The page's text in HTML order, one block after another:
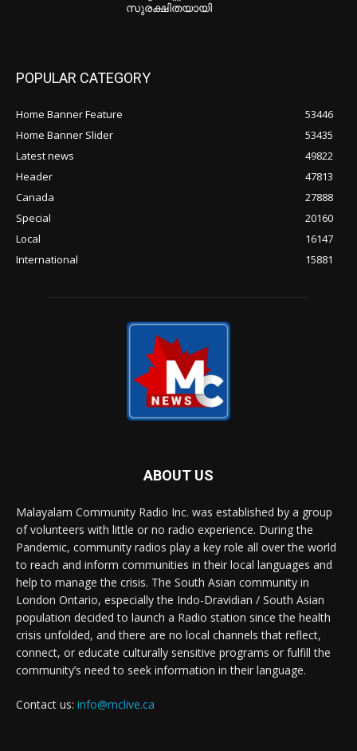
സുരക്ഷിതയായി
POPULAR CATEGORY
Home Banner Feature
53446
Home Banner Slider
53435
Latest news
49822
Header
47813
Canada
27888
Special
20160
Local
16147
International
15881
ABOUT US
Malayalam Community Radio Inc. was established by a group
of volunteers with little or no radio experience. During the
Pandemic, community radios play a key role all over the world
to reach and inform communities in their local languages and
help to manage the crisis. The South Asian community in
London Ontario, especially the Indo-Dravidian / South Asian
population decided to launch a Radio station since the health
crisis unfolded, and there are no local channels that reflect,
connect, or educate culturally sensitive programs or fulfill the
community’s need to seek information in their language.
Contact us: info@mclive.ca